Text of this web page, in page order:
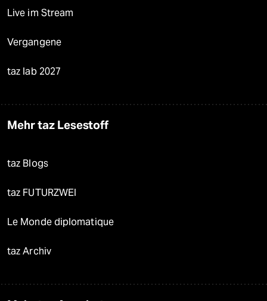
Live im Stream
Vergangene
taz lab 2027
Mehr taz Lesestoff
taz Blogs
taz FUTURZWEI
Le Monde diplomatique
taz Archiv